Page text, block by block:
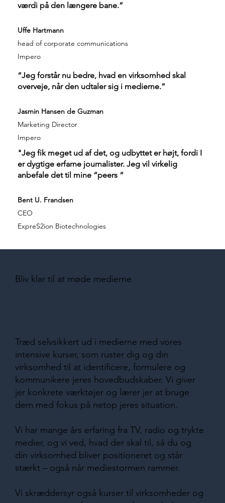
værdi på den længere bane.”
Uffe Hartmann
head of corporate communications
Impero
“Jeg forstår nu bedre, hvad en virksomhed skal
overveje, når den udtaler sig i medierne.”
Jasmin Hansen de Guzman
Marketing Director
Impero
"Jeg fik meget ud af det, og udbyttet er højt, fordi I
er dygtige erfarne journalister. Jeg vil virkelig
anbefale det til mine “peers “
Bent U. Frandsen
CEO
ExpreS2ion Biotechnologies
Bliv klar til at møde medierne
Træd selvsikkert ud i medierne med vores
intensive kurser, som ruster dig og din
virksomhed til at identificere, formulere og
kommunikere jeres hovedbudskaber. Vi giver
jer konkrete værktøjer og lærer jer at bruge
dem med fokus på netop jeres situation.
Vi har mange års erfaring fra TV, radio og trykte
medier, og vi ved, hvad der skal til, så du og
din virksomhed bliver positioneret og står
stærkt – også når mediestormen rammer.
Vi skræddersyr også kurser til virksomheder og